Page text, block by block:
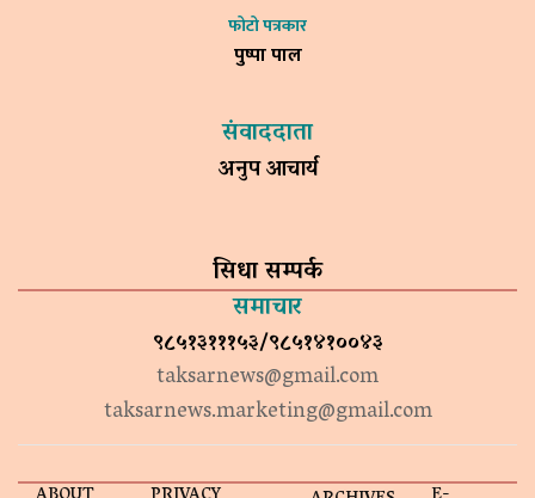
फोटो पत्रकार
पुष्पा पाल
संवाददाता
अनुप आचार्य
सिधा सम्पर्क
समाचार
९८५१३१११५३/९८५१४१००४३
taksarnews@gmail.com
taksarnews.marketing@gmail.com